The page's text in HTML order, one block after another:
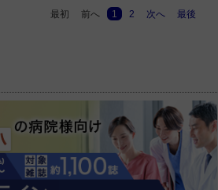
最初 前へ 1 2 次へ 最後